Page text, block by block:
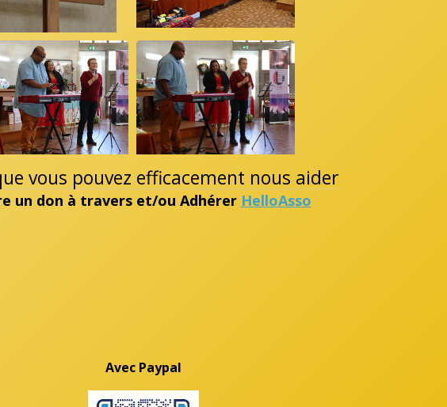
vous pouvez efficacement nous aider
un don à travers et/ou Adhérer HelloAsso
Avec Paypal